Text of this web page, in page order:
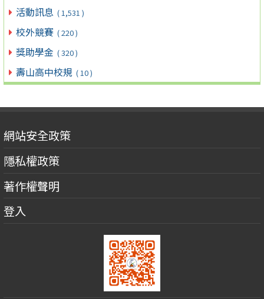
活動訊息 ( 1,531 )
校外競賽 ( 220 )
獎助學金 ( 320 )
壽山高中校規 ( 10 )
網站安全政策
隱私權政策
著作權聲明
登入